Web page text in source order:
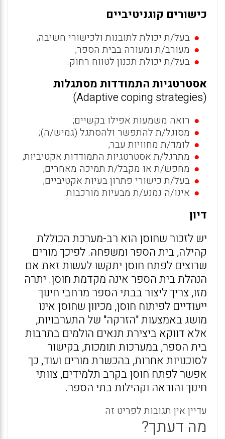
כישורים קוגניטיביים
בעל/ת יכולת לתובנות ולכישורי חשיבה;
מעורב/ת ומעורה בבית הספר;
בעל/ת יכולת תכנון לטווח רחוק.
אסטרטגיות התמודדות מסתגלות
(Adaptive coping strategies
)
רואה משמעות אפילו בקשיים;
מסוגל/ת להתפשר ולהסתגל (גמיש/ה);
לומד/ת מחוויות עבר;
מתרגל/ת אסטרטגיות התמודדות אקטיביות;
מחפש/ת או מקבל/ת תמיכה מאחרים;
בעל/ת כישורי פתרון בעיות אקטיביים;
אינו/ה נמנע/ת מבעיות מורכבות.
דיון
יש לזכור שחוסן הוא רב-מערכת הכוללת
קהילה, בית הספר ומשפחה. לפיכך מורים
שרוצים לפתח חוסן יתקשו לעשות זאת אם
הנהלת בית הספר אינה מקדמת חוסן. יתרה
מזו, צריך ליצור בבתי הספר מרחבי חינוך
ייעודיים לפיתוח חוסן, מכיוון שחוסן אינו
מושג באמצעות "הזרקה" של התערבויות,
אלא דווקא ביצירת תנאים הולמים בתרבות
בית הספר, במערכות תומכות, בקישור
לסוכנויות אחרות, בהכשרת מורים ועוד, כך
אפשר לפתח חוסן בקרב תלמידים, צוותי
חינוך והוראה וקהילות בתי הספר.
עדיין אין תגובות לפריט זה
מה דעתך?